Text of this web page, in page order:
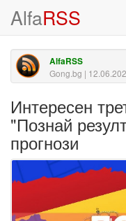
AlfaRSS
AlfaRSS
Gong.bg |
Интересен
"Познай
прогнози